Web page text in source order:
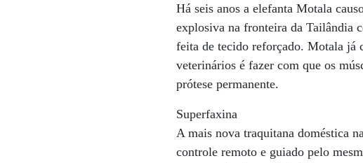
Há seis anos a elefanta Motala
explosiva na fronteira da Tailândia
feita de tecido reforçado. Motala já
veterinários é fazer com que os
prótese permanente.
Superfaxina
A mais nova traquitana doméstica
controle remoto e guiado pelo